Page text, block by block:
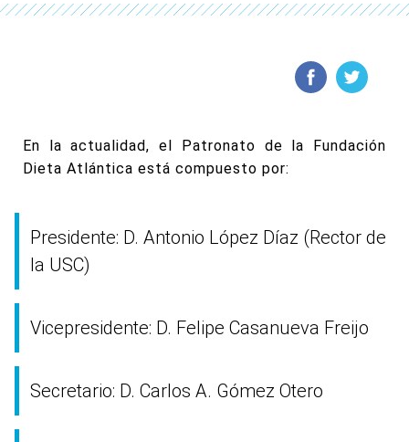
En la actualidad, el Patronato de la Fundación
Dieta Atlántica está compuesto por:
Presidente: D. Antonio López Díaz (Rector de
la USC)
Vicepresidente: D. Felipe Casanueva Freijo
Secretario: D. Carlos A. Gómez Otero